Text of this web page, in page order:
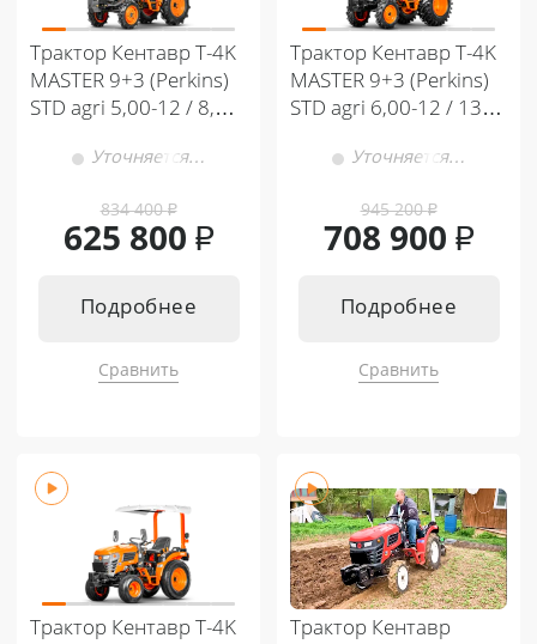
Трактор Кентавр Т-4K
MASTER 9+3 (Perkins)
STD agri 5,00-12 / 8,00-
Уточняется…
834 400₽
625 800 ₽
Подробнее
Сравнить
Трактор Кентавр Т-4K
MASTER 9+3 (Perkins)
STD agri 6,00-12 / 13,6-
Уточняется…
945 200₽
708 900 ₽
Подробнее
Сравнить
Трактор Кентавр Т-4K
Трактор Кентавр